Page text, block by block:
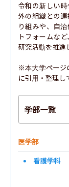
令和の新しい
外の組織との
り組みや、自
トフォームな
研究活動を推進
※本大学ページ
に引用・整理
学部一覧
医学部
看護学科